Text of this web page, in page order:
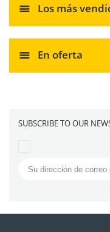
Los más
En oferta
SUBSCRIBE TO OUR